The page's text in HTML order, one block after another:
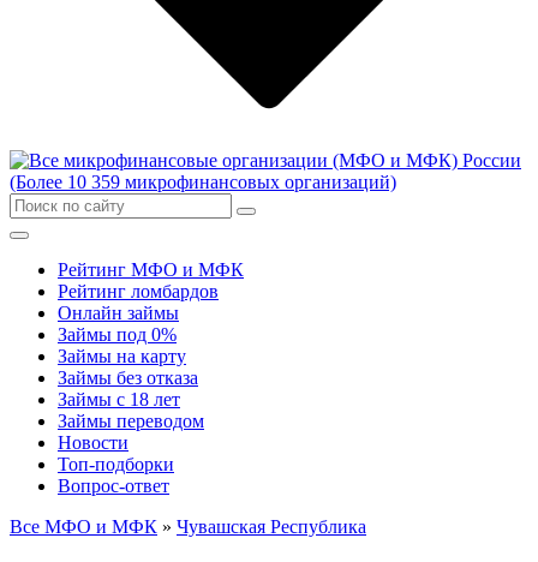
Рейтинг МФО и МФК
Рейтинг ломбардов
Онлайн займы
Займы под 0%
Займы на карту
Займы без отказа
Займы с 18 лет
Займы переводом
Новости
Топ-подборки
Вопрос-ответ
Все МФО и МФК » Чувашская Республика